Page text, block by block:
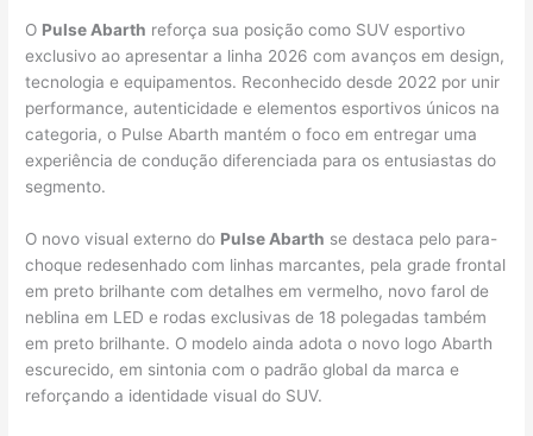
O Pulse Abarth reforça sua posição como SUV esportivo
exclusivo ao apresentar a linha 2026 com avanços em design,
tecnologia e equipamentos. Reconhecido desde 2022 por unir
performance, autenticidade e elementos esportivos únicos na
categoria, o Pulse Abarth mantém o foco em entregar uma
experiência de condução diferenciada para os entusiastas do
segmento.
O novo visual externo do Pulse Abarth se destaca pelo para-
choque redesenhado com linhas marcantes, pela grade frontal
em preto brilhante com detalhes em vermelho, novo farol de
neblina em LED e rodas exclusivas de 18 polegadas também
em preto brilhante. O modelo ainda adota o novo logo Abarth
escurecido, em sintonia com o padrão global da marca e
reforçando a identidade visual do SUV.